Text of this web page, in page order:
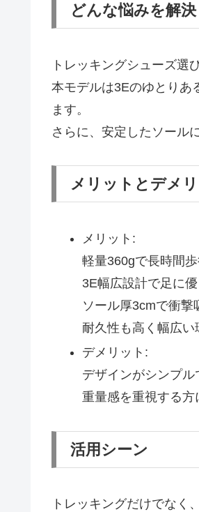
どんな悩みを解
トレッキングシューズ選
本モデルは3Eのゆとりあ
ます。
さらに、安定したソール
メリットとデメ
メリット:
軽量360gで長時間
3E幅広設計で足に
ソール厚3cmで衝撃
耐久性も高く幅広い
デメリット:
デザインがシンプ
重量感を重視する
活用シーン
トレッキングだけでなく